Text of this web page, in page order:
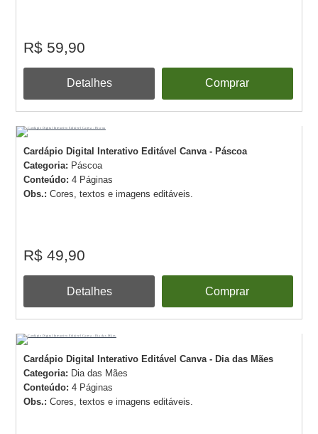
R$ 59,90
Detalhes Comprar
Cardápio Digital Interativo Editável Canva - Páscoa
Categoria: Páscoa
Conteúdo:4 Páginas
Obs.:Cores, textos e imagens editáveis.
R$ 49,90
Detalhes Comprar
Cardápio Digital Interativo Editável Canva - Dia das Mães
Categoria: Dia das Mães
Conteúdo:4 Páginas
Obs.:Cores, textos e imagens editáveis.